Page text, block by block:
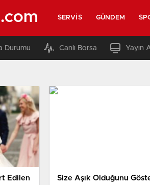
SERVIS GÜNDEM
Durumu Canlı Borsa Yayın
Edilen
Size Aşık Olduğunu